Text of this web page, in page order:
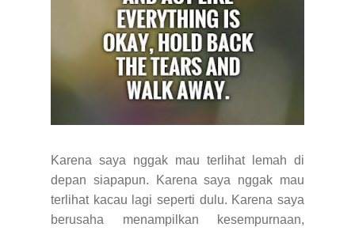
Karena saya nggak mau terlihat lemah di
depan siapapun. Karena saya nggak mau
terlihat kacau lagi seperti dulu. Karena saya
berusaha menampilkan kesempurnaan,